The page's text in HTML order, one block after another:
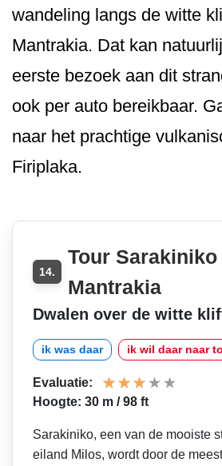
wandeling langs de witte
Mantrakia. Dat kan
eerste bezoek aan dit
ook per auto bereikbaar.
naar het prachtige
Firiplaka.
14.
Tour Sarakiniko
Mantrakia
Dwalen over de witte
ik was daar ik wil daar naar
Evaluatie:
Hoogte: 30 m / 98 ft
Sarakiniko, een van de mooiste
eiland Milos, wordt door de